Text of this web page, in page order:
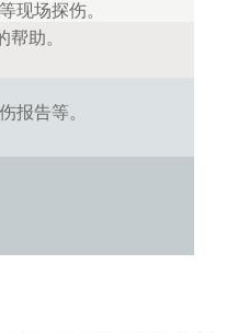
现场探伤。
助。
报告等。